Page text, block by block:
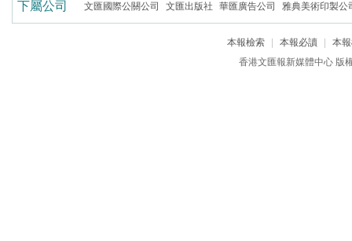
下屬公司 文匯國際公關公司 文匯出版社 華匯廣告公司 雅典美術印製公
本報檢索 本報必讀
本
香港文匯報新媒體中心 版